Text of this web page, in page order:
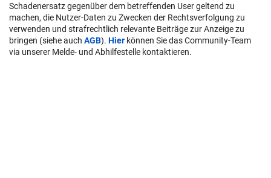
Schadenersatz gegenüber dem betreffenden User geltend zu
machen, die Nutzer-Daten zu Zwecken der Rechtsverfolgung zu
verwenden und strafrechtlich relevante Beiträge zur Anzeige zu
bringen (siehe auch AGB). Hier können Sie das Community-Team
via unserer Melde- und Abhilfestelle kontaktieren.